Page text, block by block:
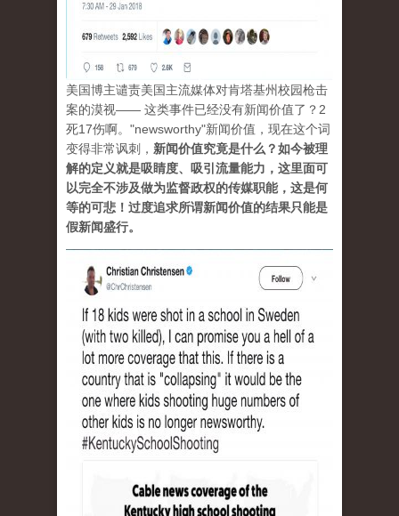
美国博主谴责美国主流媒体对肯塔基州校园枪击
案的漠视—— 这类事件已经没有新闻价值了？2
死17伤啊。"newsworthy"新闻价值，现在这个词
变得非常讽刺， 新闻价值究竟是什么？如今被理
解的定义就是吸睛度、吸引流量能力，这里面可
以完全不涉及做为监督政权的传媒职能，这是何
等的可悲！过度追求所谓新闻价值的结果只能是
假新闻盛行。